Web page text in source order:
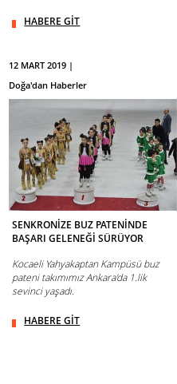
HABERE GİT
12 MART 2019 |
Doğa'dan Haberler
SENKRONİZE BUZ PATENİNDE
BAŞARI GELENEĞİ SÜRÜYOR
Kocaeli Yahyakaptan Kampüsü buz
pateni takımımız Ankara'da 1.lik
sevinci yaşadı.
HABERE GİT